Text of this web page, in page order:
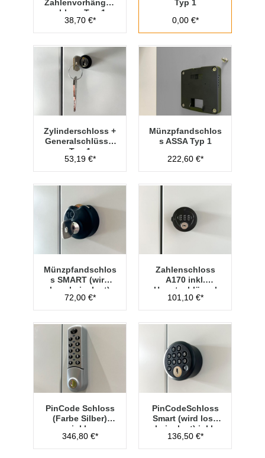
Zahlenvorhänges
chloss Typ 1
38,70 €*
Typ 1
0,00 €*
Zylinderschloss +
Generalschlüssel
Typ 1
53,19 €*
Münzpfandschlos
s ASSA Typ 1
222,60 €*
Münzpfandschlos
s SMART (wird
lose beigelegt)
72,00 €*
Zahlenschloss
A170 inkl.
Hauptschlüssel
Typ 1
101,10 €*
PinCode Schloss
(Farbe Silber)
inkl.
Hauptschlüssel
Typ 1
346,80 €*
PinCodeSchloss
Smart (wird lose
beigelegt) inkl.
Managementschl
üssel
136,50 €*